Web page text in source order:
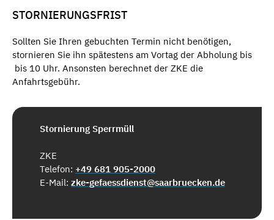
STORNIERUNGSFRIST
Sollten Sie Ihren gebuchten Termin nicht benötigen,
stornieren Sie ihn spätestens am Vortag der Abholung bis
bis 10 Uhr. Ansonsten berechnet der ZKE die
Anfahrtsgebühr.
Stornierung Sperrmüll
ZKE
Telefon: +49 681 905-2000
E-Mail: zke-gefaessdienst@saarbruecken.de